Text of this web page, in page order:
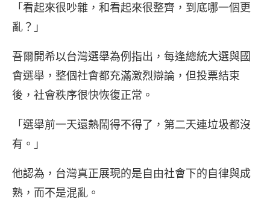
「看起來很吵雜，和看起來很整齊，到底哪一個更
亂？」
吾爾開希以台灣選舉為例指出，每逢總統大選與國
會選舉，整個社會都充滿激烈辯論，但投票結束
後，社會秩序很快恢復正常。
「選舉前一天還熱鬧得不得了，第二天連垃圾都沒
有。」
他認為，台灣真正展現的是自由社會下的自律與成
熟，而不是混亂。